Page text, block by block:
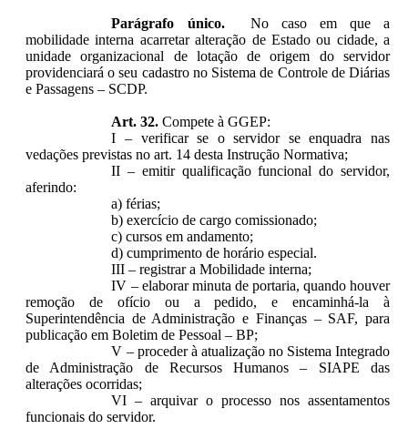
Parágrafo único.
No caso em que a
mobilidade interna acarretar alteração de Estado ou cidade, a
unidade organizacional de lotação de origem do servidor
providenciará o seu cadastro no Sistema de Controle de Diárias
e Passagens – SCDP.
Art. 32. Compete à GGEP:
I – verificar se o servidor se enquadra nas
vedações previstas no art. 14 desta Instrução Normativa;
II – emitir qualificação funcional do servidor,
aferindo:
a) férias;
b) exercício de cargo comissionado;
c) cursos em andamento;
d) cumprimento de horário especial.
III – registrar a Mobilidade interna;
IV – elaborar minuta de portaria, quando houver
remoção de ofício ou a pedido, e encaminhá-la à
Superintendência de Administração e Finanças – SAF, para
publicação em Boletim de Pessoal – BP;
V – proceder à atualização no Sistema Integrado
de Administração de Recursos Humanos – SIAPE das
alterações ocorridas;
VI – arquivar o processo nos assentamentos
funcionais do servidor.